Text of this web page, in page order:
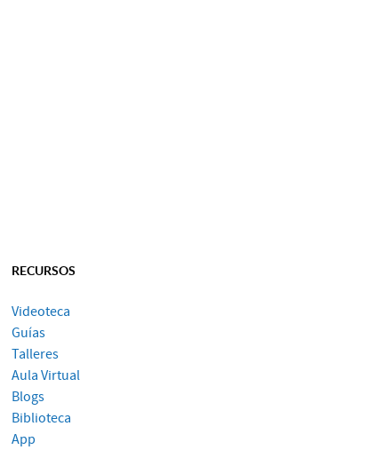
RECURSOS
Videoteca
Guías
Talleres
Aula Virtual
Blogs
Biblioteca
App